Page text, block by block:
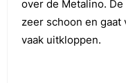
over de Metalino.
zeer schoon en gaat
vaak uitkloppen.